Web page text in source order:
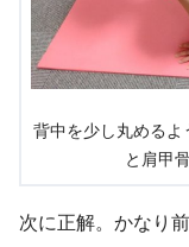
背中を少し丸めるよ
と肩甲
次に正解。かなり